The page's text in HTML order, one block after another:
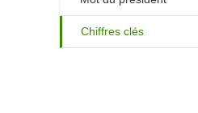
Chiffres clés